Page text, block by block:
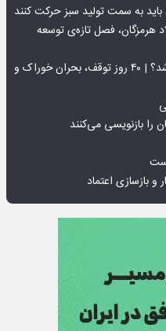
به سمت تولید سبز حرکت کنند
هرمزگان، فصل تازه‌ی توسعه
افق ۱۵ میلیون تنی فولاد سنگان چه شد؟ | ۴۰ روز توقف، بحران خوراک و
بازنویسی می‌کنند
و بازسازی اعتماد